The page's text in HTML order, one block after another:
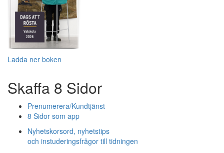
Ladda ner boken
Skaffa 8 Sidor
Prenumerera/Kundtjänst
8 Sidor som app
Nyhetskorsord, nyhetstips
och instuderingsfrågor till tidningen